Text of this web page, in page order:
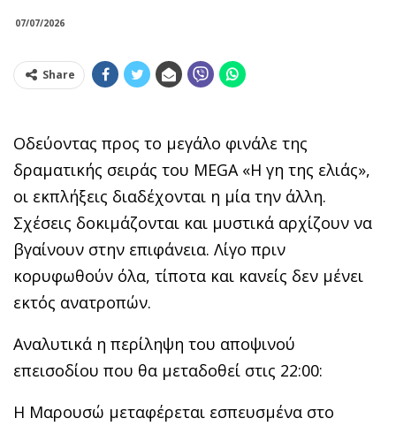
07/07/2026
Share
Οδεύοντας προς το μεγάλο φινάλε της
δραματικής σειράς του MEGA «Η γη της ελιάς»,
οι εκπλήξεις διαδέχονται η μία την άλλη.
Σχέσεις δοκιμάζονται και μυστικά αρχίζουν να
βγαίνουν στην επιφάνεια. Λίγο πριν
κορυφωθούν όλα, τίποτα και κανείς δεν μένει
εκτός ανατροπών.
Αναλυτικά η περίληψη του αποψινού
επεισοδίου που θα μεταδοθεί στις 22:00:
Η Μαρουσώ μεταφέρεται εσπευσμένα στο